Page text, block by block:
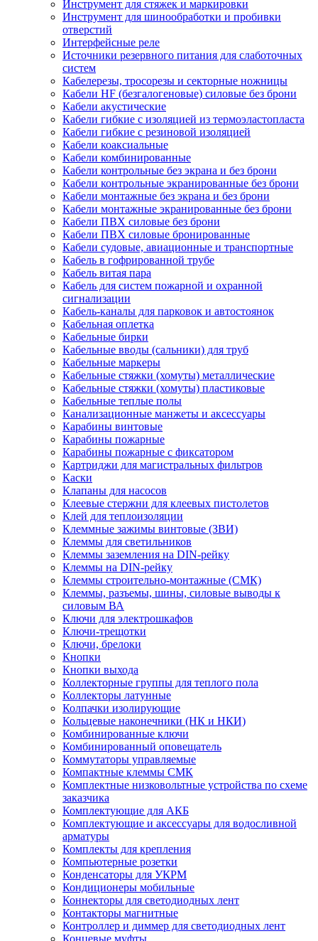
Инструмент для стяжек и маркировки
Инструмент для шинообработки и пробивки
отверстий
Интерфейсные реле
Источники резервного питания для слаботочных
систем
Кабелерезы, тросорезы и секторные ножницы
Кабели HF (безгалогеновые) силовые без брони
Кабели акустические
Кабели гибкие с изоляцией из термоэластопласта
Кабели гибкие с резиновой изоляцией
Кабели коаксиальные
Кабели комбинированные
Кабели контрольные без экрана и без брони
Кабели контрольные экранированные без брони
Кабели монтажные без экрана и без брони
Кабели монтажные экранированные без брони
Кабели ПВХ силовые без брони
Кабели ПВХ силовые бронированные
Кабели судовые, авиационные и транспортные
Кабель в гофрированной трубе
Кабель витая пара
Кабель для систем пожарной и охранной
сигнализации
Кабель-каналы для парковок и автостоянок
Кабельная оплетка
Кабельные бирки
Кабельные вводы (сальники) для труб
Кабельные маркеры
Кабельные стяжки (хомуты) металлические
Кабельные стяжки (хомуты) пластиковые
Кабельные теплые полы
Канализационные манжеты и аксессуары
Карабины винтовые
Карабины пожарные
Карабины пожарные с фиксатором
Картриджи для магистральных фильтров
Каски
Клапаны для насосов
Клеевые стержни для клеевых пистолетов
Клей для теплоизоляции
Клеммные зажимы винтовые (ЗВИ)
Клеммы для светильников
Клеммы заземления на DIN-рейку
Клеммы на DIN-рейку
Клеммы строительно-монтажные (СМК)
Клеммы, разъемы, шины, силовые выводы к
силовым ВА
Ключи для электрошкафов
Ключи-трещотки
Ключи, брелоки
Кнопки
Кнопки выхода
Коллекторные группы для теплого пола
Коллекторы латунные
Колпачки изолирующие
Кольцевые наконечники (НК и НКИ)
Комбинированные ключи
Комбинированный оповещатель
Коммутаторы управляемые
Компактные клеммы СМК
Комплектные низковольтные устройства по схеме
заказчика
Комплектующие для АКБ
Комплектующие и аксессуары для водосливной
арматуры
Комплекты для крепления
Компьютерные розетки
Конденсаторы для УКРМ
Кондиционеры мобильные
Коннекторы для светодиодных лент
Контакторы магнитные
Контроллер и диммер для светодиодных лент
Концевые муфты